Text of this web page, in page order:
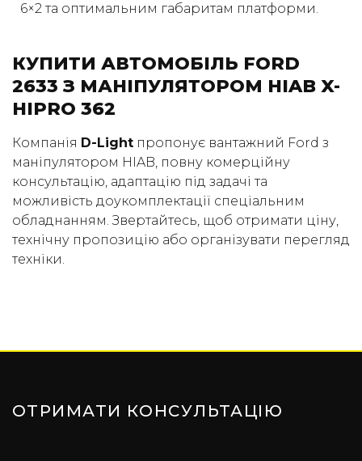
6×2 та оптимальним габаритам платформи.
КУПИТИ АВТОМОБІЛЬ FORD
2633 З МАНІПУЛЯТОРОМ HIAB X-
HIPRO 362
Компанія D-Light пропонує вантажний Ford з
маніпулятором HIAB, повну комерційну
консультацію, адаптацію під задачі та
можливість доукомплектації спеціальним
обладнанням. Звертайтесь, щоб отримати ціну,
технічну пропозицію або організувати перегляд
техніки.
ОТРИМАТИ КОНСУЛЬТАЦІЮ